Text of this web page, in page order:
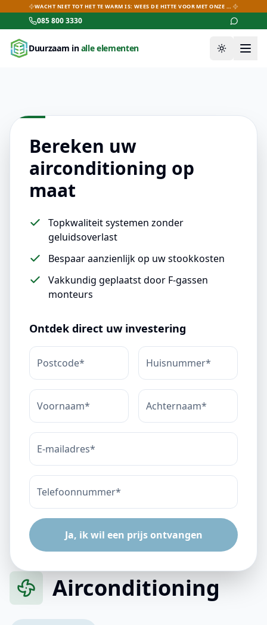
WACHT NIET TOT HET TE WARM IS: WEES DE HITTE VOOR MET ONZE AIRCO-DEALS!
085 800 3330
Duurzaam inalle elementen Thema
Bereken uw
airconditioning op
maat
Topkwaliteit systemen zonder
geluidsoverlast
Bespaar aanzienlijk op uw stookkosten
Vakkundig geplaatst door F-gassen
monteurs
Ontdek direct uw investering
Ja, ik wil een prijs ontvangen
Airconditioning